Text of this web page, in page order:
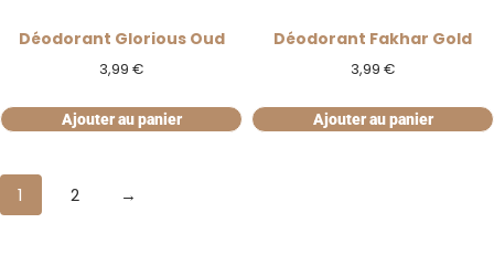
Déodorant Glorious Oud
3,99 €
Ajouter au panier
Déodorant Fakhar Gold
3,99 €
Ajouter au panier
1 2 →